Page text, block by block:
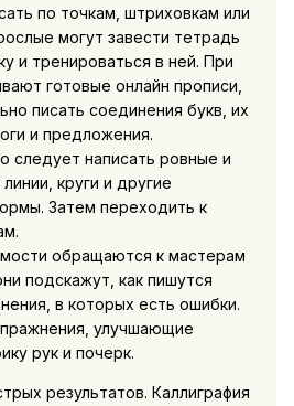
по точкам, штриховкам или
могут завести тетрадь
и тренироваться в ней. При
готовые онлайн прописи,
писать соединения букв, их
и предложения.
следует написать ровные и
круги и другие
Затем переходить к
обращаются к мастерам
подскажут, как пишутся
в которых есть ошибки.
улучшающие
рук и почерк.
результатов. Каллиграфия